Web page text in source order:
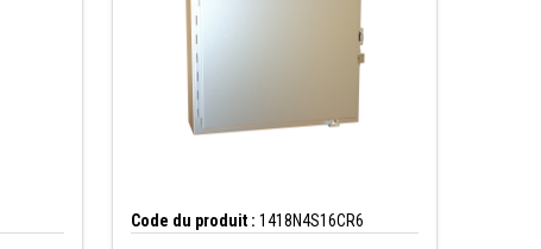
Code du produit : 1418N4S16CR6